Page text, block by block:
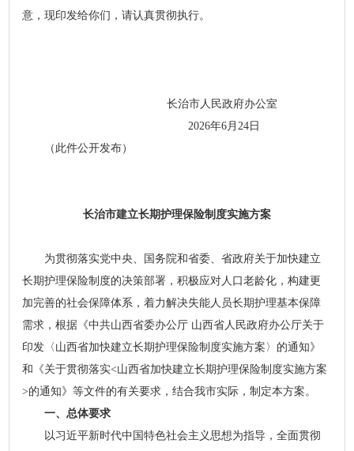
意，现印发给你们，请认真贯彻执行。
长治市人民政府办公室
2026年6月24日
（此件公开发布）
长治市建立长期护理保险制度实施方案
为贯彻落实党中央、国务院和省委、省政府关于加快建立
长期护理保险制度的决策部署，积极应对人口老龄化，构建更
加完善的社会保障体系，着力解决失能人员长期护理基本保障
需求，根据《中共山西省委办公厅 山西省人民政府办公厅关于
印发〈山西省加快建立长期护理保险制度实施方案〉的通知》
和《关于贯彻落实<山西省加快建立长期护理保险制度实施方案
>的通知》等文件的有关要求，结合我市实际，制定本方案。
一、总体要求
以习近平新时代中国特色社会主义思想为指导，全面贯彻